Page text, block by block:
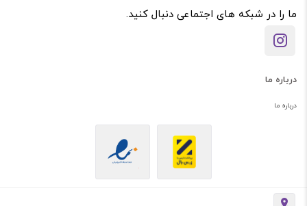
ما را در شبکه های اجتماعی دنبال کنید.
درباره ما
درباره ما